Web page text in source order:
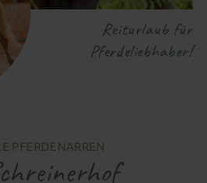
Reiturlaub für
Pferdeliebhaber!
PFERDENARREN